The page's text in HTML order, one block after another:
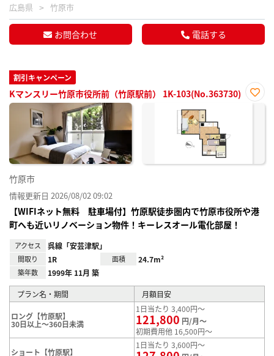
広島県 竹原市
お問合わせ 電話する
割引キャンペーン
Kマンスリー竹原市役所前（竹原駅前） 1K-103(No.363730)
お気
竹原市
情報更新日 2026/08/02 09:02
【WIFIネット無料 駐車場付】竹原駅徒歩圏内で竹原市役所や港
町へも近いリノベーション物件！キーレスオール電化部屋！
アクセス 呉線「安芸津駅」
間取り 1R 面積 24.7m²
築年数 1999年 11月 築
プラン名・期間 月額目安
ロング【竹原駅】
30日以上～360日未満
1日当たり 3,400円～
121,800 円/月～
初期費用他 16,500円～
ショート【竹原駅】
1日当たり 3,600円～